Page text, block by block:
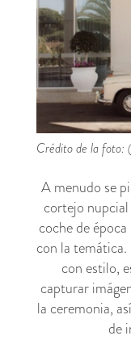
Crédito de la foto:
A menudo se
cortejo nupcial
coche de
con la
con estilo,
capturar
la ceremonia,
de